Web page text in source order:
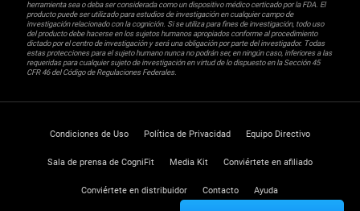
herramienta sea o deba ser considerada como un dispositivo médico certicado por la FDA. El
producto puede ser utilizado para estudios de investigación en cualquier campo de
investigación relacionado con la cognición. Si se utiliza para fines de investigación, todo uso
del producto debe hacerse en los sujetos humanos apropiados conforme al procedimiento
dictado por el centro de investigación y será una obligación por parte del investigador. Todas
estas protecciones para el sujeto humano nunca no podrán ser, en ningún caso, inferiores a las
requeridas para cualquier sujeto de investigación en virtud de lo dispuesto en la Sección 45
CFR 46 del Código de Regulaciones Federales.
Condiciones de Uso Política de Privacidad Equipo Directivo
Sala de prensa de CogniFit Media Kit Conviértete en afiliado
Conviértete en distribuidor Contacto Ayuda